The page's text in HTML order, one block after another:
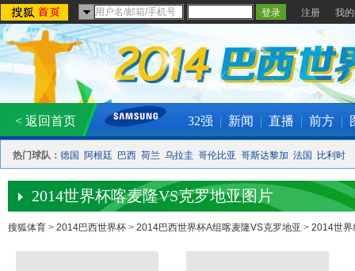
注册 我
< 返回首页 32强 | 新闻 | 直播 | 前方 |
热门球队： 德国 阿根廷 巴西 荷兰 乌拉圭 哥伦比亚 哥斯达黎加 法国 比利时
2014世界杯喀麦隆VS克罗地亚图片
搜狐体育 > 2014巴西世界杯 > 2014巴西世界杯A组喀麦隆VS克罗地亚 > 2014世界